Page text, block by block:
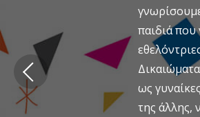
παιδιά που
ως
της άλλης,